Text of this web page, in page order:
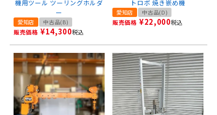
機用ツール ツーリングホルダ
ー
愛知店 中古品(B)
販売価格 ¥14,300税込
トロボ 焼き嵌め機
愛知店 中古品(D)
販売価格 ¥22,000税込